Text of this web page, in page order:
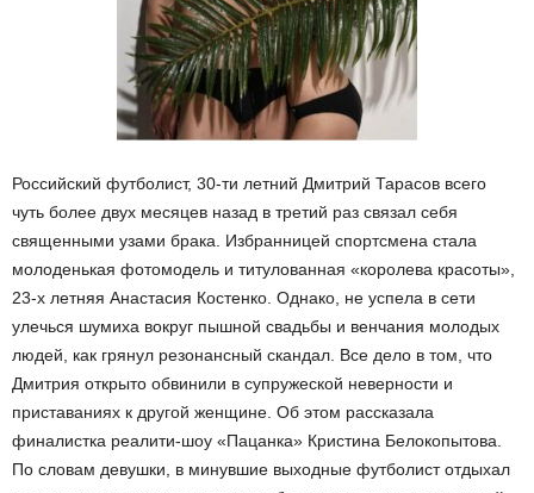
Российский футболист, 30-ти летний Дмитрий Тарасов всего
чуть более двух месяцев назад в третий раз связал себя
священными узами брака. Избранницей спортсмена стала
молоденькая фотомодель и титулованная «королева красоты»,
23-х летняя Анастасия Костенко. Однако, не успела в сети
улечься шумиха вокруг пышной свадьбы и венчания молодых
людей, как грянул резонансный скандал. Все дело в том, что
Дмитрия открыто обвинили в супружеской неверности и
приставаниях к другой женщине. Об этом рассказала
финалистка реалити-шоу «Пацанка» Кристина Белокопытова.
По словам девушки, в минувшие выходные футболист отдыхал